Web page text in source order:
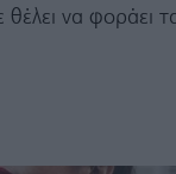
θέλει να φοράει